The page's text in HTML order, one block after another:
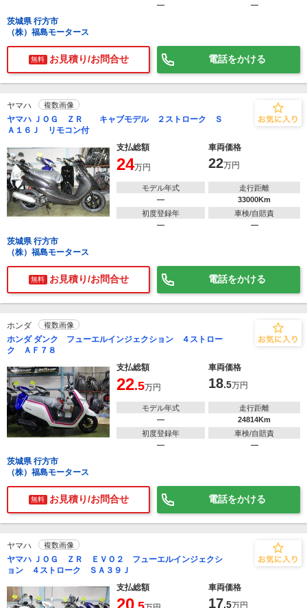
―
―
茨城県 行方市
（株）福島モータース
無料 お見積り/お問合せ 電話をかける
ヤマハ 複数画像
ヤマハ ＪＯＧ ＺＲ キャブモデル ２ストローク Ｓ
Ａ１６Ｊ リモコン付
支払総額
車両価格
24万円 22万円
モデル年式
―
走行距離
33000Km
初度登録年
―
車検/自賠責
―
茨城県 行方市
（株）福島モータース
無料 お見積り/お問合せ 電話をかける
ホンダ 複数画像
ホンダ ダンク フューエルインジェクション ４ストロー
ク ＡＦ７８
支払総額
車両価格
22.5万円 18.5万円
モデル年式
―
走行距離
24814Km
初度登録年
―
車検/自賠責
―
茨城県 行方市
（株）福島モータース
無料 お見積り/お問合せ 電話をかける
ヤマハ 複数画像
ヤマハ ＪＯＧ ＺＲ ＥＶＯ２ フューエルインジェクシ
ョン ４ストローク ＳＡ３９Ｊ
支払総額
車両価格
17.5万円